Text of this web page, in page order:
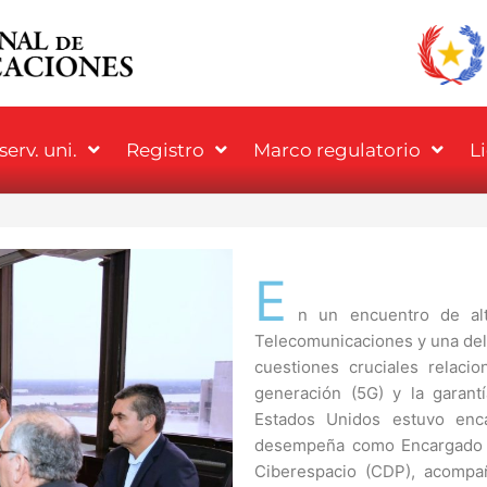
uni. Registro Marco regulatorio
E
n un encuentro de
Telecomunicaciones y una
cuestiones cruciales
generación (5G) y la
Estados Unidos estuvo
desempeña como
Ciberespacio (CDP),